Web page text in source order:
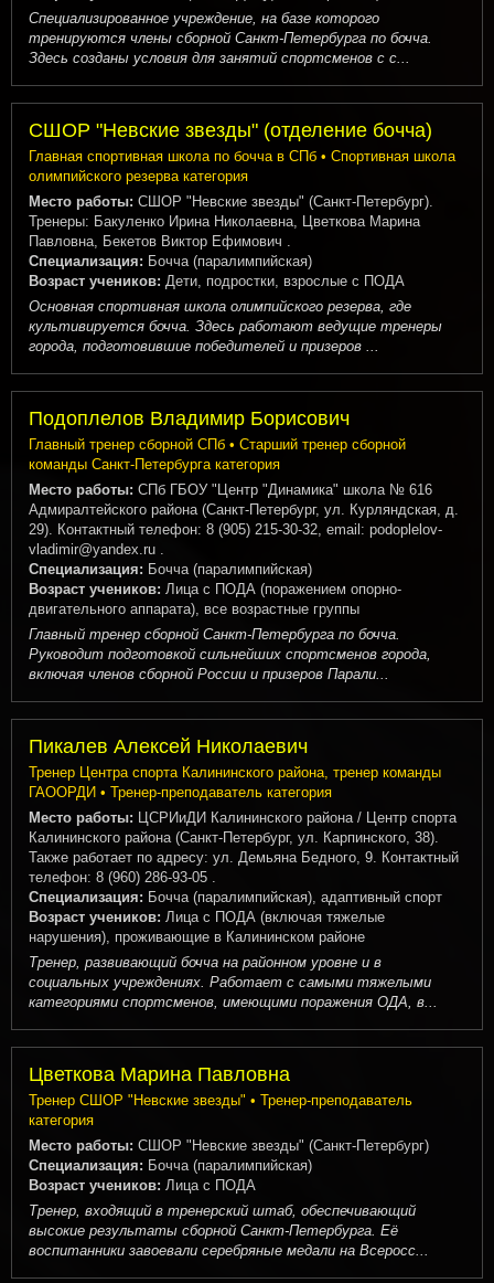
Специализированное учреждение, на базе которого
тренируются члены сборной Санкт-Петербурга по бочча.
Здесь созданы условия для занятий спортсменов с с...
СШОР "Невские звезды" (отделение бочча)
Главная спортивная школа по бочча в СПб • Спортивная школа
олимпийского резерва категория
Место работы: СШОР "Невские звезды" (Санкт-Петербург).
Тренеры: Бакуленко Ирина Николаевна, Цветкова Марина
Павловна, Бекетов Виктор Ефимович .
Специализация: Бочча (паралимпийская)
Возраст учеников: Дети, подростки, взрослые с ПОДА
Основная спортивная школа олимпийского резерва, где
культивируется бочча. Здесь работают ведущие тренеры
города, подготовившие победителей и призеров ...
Подоплелов Владимир Борисович
Главный тренер сборной СПб • Старший тренер сборной
команды Санкт-Петербурга категория
Место работы: СПб ГБОУ "Центр "Динамика" школа № 616
Адмиралтейского района (Санкт-Петербург, ул. Курляндская, д.
29). Контактный телефон: 8 (905) 215-30-32, email: podoplelov-
vladimir@yandex.ru .
Специализация: Бочча (паралимпийская)
Возраст учеников: Лица с ПОДА (поражением опорно-
двигательного аппарата), все возрастные группы
Главный тренер сборной Санкт-Петербурга по бочча.
Руководит подготовкой сильнейших спортсменов города,
включая членов сборной России и призеров Парали...
Пикалев Алексей Николаевич
Тренер Центра спорта Калининского района, тренер команды
ГАООРДИ • Тренер-преподаватель категория
Место работы: ЦСРИиДИ Калининского района / Центр спорта
Калининского района (Санкт-Петербург, ул. Карпинского, 38).
Также работает по адресу: ул. Демьяна Бедного, 9. Контактный
телефон: 8 (960) 286-93-05 .
Специализация: Бочча (паралимпийская), адаптивный спорт
Возраст учеников: Лица с ПОДА (включая тяжелые
нарушения), проживающие в Калининском районе
Тренер, развивающий бочча на районном уровне и в
социальных учреждениях. Работает с самыми тяжелыми
категориями спортсменов, имеющими поражения ОДА, в...
Цветкова Марина Павловна
Тренер СШОР "Невские звезды" • Тренер-преподаватель
категория
Место работы: СШОР "Невские звезды" (Санкт-Петербург)
Специализация: Бочча (паралимпийская)
Возраст учеников: Лица с ПОДА
Тренер, входящий в тренерский штаб, обеспечивающий
высокие результаты сборной Санкт-Петербурга. Её
воспитанники завоевали серебряные медали на Всеросс...